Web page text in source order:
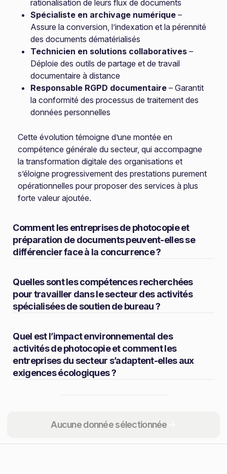
Aucune donnée sélectionnée
rationalisation de leurs flux de documents
Spécialiste en archivage numérique –
Assure la conversion, l’indexation et la pérennité
des documents dématérialisés
Technicien en solutions collaboratives –
Déploie des outils de partage et de travail
documentaire à distance
Responsable RGPD documentaire – Garantit
la conformité des processus de traitement des
données personnelles
Cette évolution témoigne d’une montée en
compétence générale du secteur, qui accompagne
la transformation digitale des organisations et
s’éloigne progressivement des prestations purement
opérationnelles pour proposer des services à plus
forte valeur ajoutée.
Comment les entreprises de photocopie et
préparation de documents peuvent-elles se
différencier face à la concurrence ?
Quelles sont les compétences recherchées
pour travailler dans le secteur des activités
spécialisées de soutien de bureau ?
Quel est l’impact environnemental des
activités de photocopie et comment les
entreprises du secteur s’adaptent-elles aux
exigences écologiques ?
Partager